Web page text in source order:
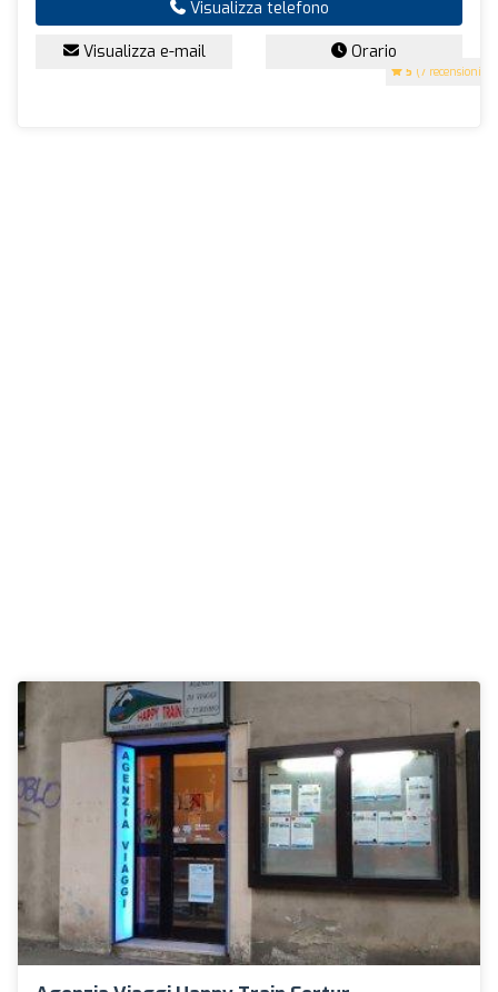
5 (7 recensioni)
Visualizza telefono
Visualizza e-mail Orario